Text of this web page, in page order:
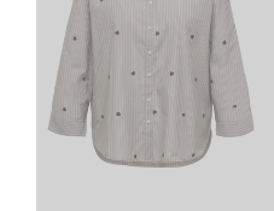
Skjorte